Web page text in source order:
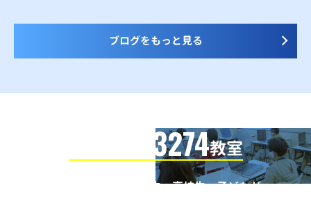
ブログをもっと見る
3274教室
全国の小学生・中学生・高校生・子どもが